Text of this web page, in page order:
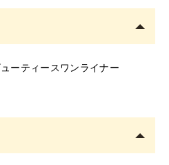
拭き取って清潔にしてお使
は色、模様など多少異なる場
する場合があります。
ーティースワンライナー